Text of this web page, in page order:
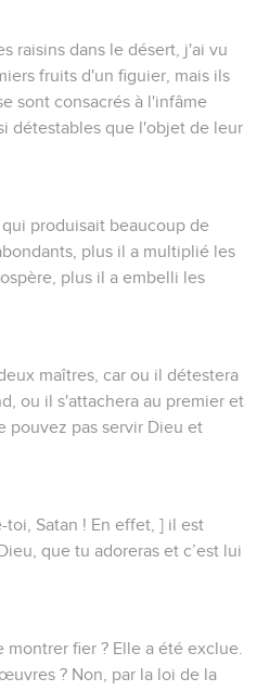
raisins dans le désert, j'ai vu
fruits d'un figuier, mais ils
sont consacrés à l'infâme
détestables que l'objet de leur
produisait beaucoup de
plus il a multiplié les
plus il a embelli les
maîtres, car ou il détestera
ou il s'attachera au premier et
pouvez pas servir Dieu et
toi, Satan ! En effet, ] il est
que tu adoreras et c’est lui
montrer fier ? Elle a été exclue.
? Non, par la loi de la